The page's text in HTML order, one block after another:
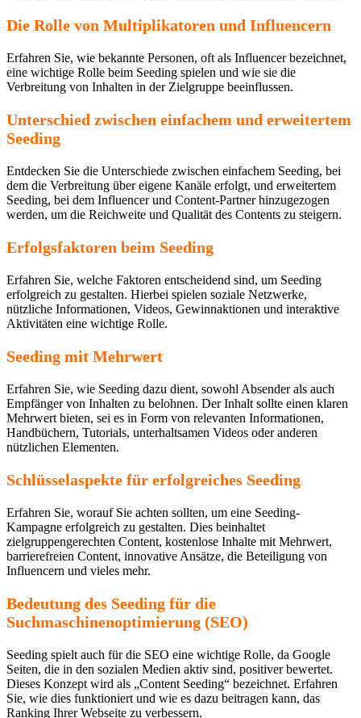
Die Rolle von Multiplikatoren und Influencern
Erfahren Sie, wie bekannte Personen, oft als Influencer bezeichnet,
eine wichtige Rolle beim Seeding spielen und wie sie die
Verbreitung von Inhalten in der Zielgruppe beeinflussen.
Unterschied zwischen einfachem und erweitertem
Seeding
Entdecken Sie die Unterschiede zwischen einfachem Seeding, bei
dem die Verbreitung über eigene Kanäle erfolgt, und erweitertem
Seeding, bei dem Influencer und Content-Partner hinzugezogen
werden, um die Reichweite und Qualität des Contents zu steigern.
Erfolgsfaktoren beim Seeding
Erfahren Sie, welche Faktoren entscheidend sind, um Seeding
erfolgreich zu gestalten. Hierbei spielen soziale Netzwerke,
nützliche Informationen, Videos, Gewinnaktionen und interaktive
Aktivitäten eine wichtige Rolle.
Seeding mit Mehrwert
Erfahren Sie, wie Seeding dazu dient, sowohl Absender als auch
Empfänger von Inhalten zu belohnen. Der Inhalt sollte einen klaren
Mehrwert bieten, sei es in Form von relevanten Informationen,
Handbüchern, Tutorials, unterhaltsamen Videos oder anderen
nützlichen Elementen.
Schlüsselaspekte für erfolgreiches Seeding
Erfahren Sie, worauf Sie achten sollten, um eine Seeding-
Kampagne erfolgreich zu gestalten. Dies beinhaltet
zielgruppengerechten Content, kostenlose Inhalte mit Mehrwert,
barrierefreien Content, innovative Ansätze, die Beteiligung von
Influencern und vieles mehr.
Bedeutung des Seeding für die
Suchmaschinenoptimierung (SEO)
Seeding spielt auch für die SEO eine wichtige Rolle, da Google
Seiten, die in den sozialen Medien aktiv sind, positiver bewertet.
Dieses Konzept wird als „Content Seeding“ bezeichnet. Erfahren
Sie, wie dies funktioniert und wie es dazu beitragen kann, das
Ranking Ihrer Webseite zu verbessern.